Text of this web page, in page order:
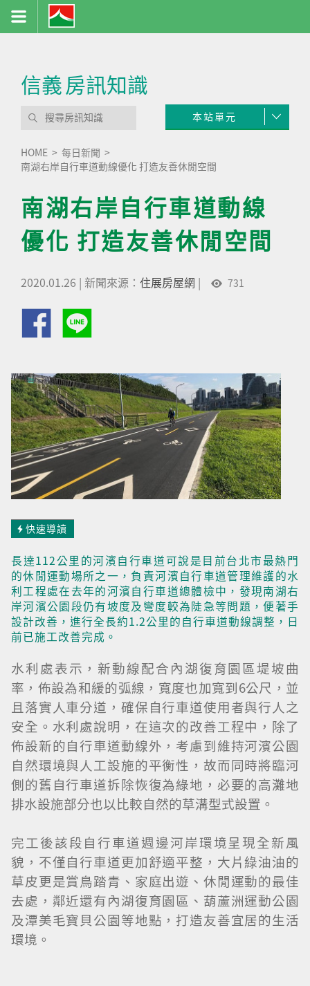
信義房訊知識
本站單元
HOME
每日新聞
南湖右岸自行車道動線優化 打造友善休閒空間
南湖右岸自行車道動線
優化 打造友善休閒空間
2020.01.26 | 新聞來源： 住展房屋網 | 731
快速導讀
長達112公里的河濱自行車道可說是目前台北市最熱門
的休閒運動場所之一，負責河濱自行車道管理維護的水
利工程處在去年的河濱自行車道總體檢中，發現南湖右
岸河濱公園段仍有坡度及彎度較為陡急等問題，便著手
設計改善，進行全長約1.2公里的自行車道動線調整，日
前已施工改善完成。
水利處表示，新動線配合內湖復育園區堤坡曲
率，佈設為和緩的弧線，寬度也加寬到6公尺，並
且落實人車分道，確保自行車道使用者與行人之
安全。水利處說明，在這次的改善工程中，除了
佈設新的自行車道動線外，考慮到維持河濱公園
自然環境與人工設施的平衡性，故而同時將臨河
側的舊自行車道拆除恢復為綠地，必要的高灘地
排水設施部分也以比較自然的草溝型式設置。
完工後該段自行車道週邊河岸環境呈現全新風
貌，不僅自行車道更加舒適平整，大片綠油油的
草皮更是賞鳥踏青、家庭出遊、休閒運動的最佳
去處，鄰近還有內湖復育園區、葫蘆洲運動公園
及潭美毛寶貝公園等地點，打造友善宜居的生活
環境。